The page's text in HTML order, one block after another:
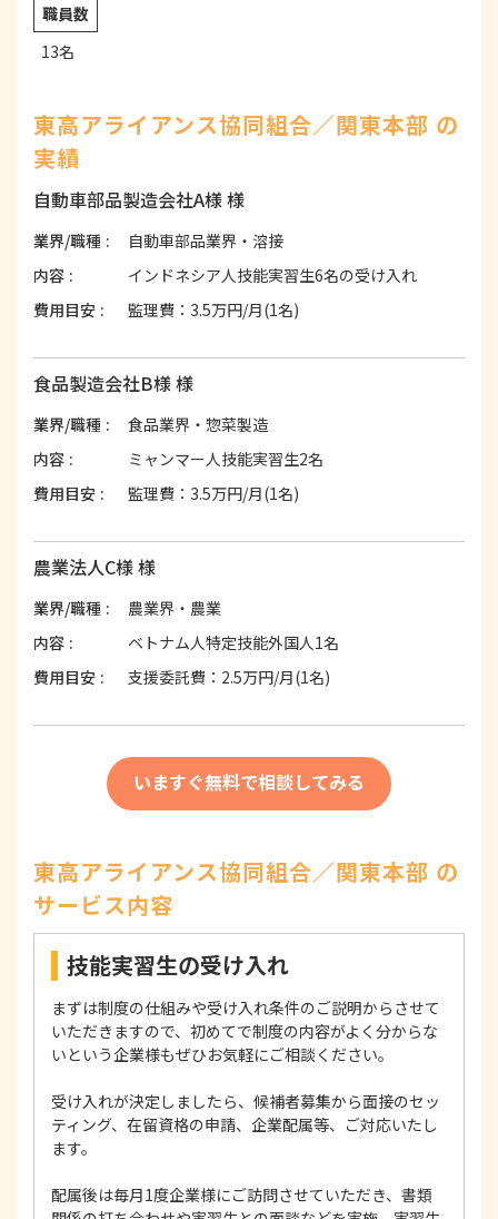
職員数
13名
東高アライアンス協同組合／関東本部 の
実績
自動車部品製造会社A様 様
業界/職種
自動車部品業界・溶接
内容
インドネシア人技能実習生6名の受け入れ
費用目安
監理費：3.5万円/月(1名)
食品製造会社B様 様
業界/職種
食品業界・惣菜製造
内容
ミャンマー人技能実習生2名
費用目安
監理費：3.5万円/月(1名)
農業法人C様 様
業界/職種
農業界・農業
内容
ベトナム人特定技能外国人1名
費用目安
支援委託費：2.5万円/月(1名)
いますぐ無料で相談してみる
東高アライアンス協同組合／関東本部 の
サービス内容
技能実習生の受け入れ
まずは制度の仕組みや受け入れ条件のご説明からさせて
いただきますので、初めてで制度の内容がよく分からな
いという企業様もぜひお気軽にご相談ください。
受け入れが決定しましたら、候補者募集から面接のセッ
ティング、在留資格の申請、企業配属等、ご対応いたし
ます。
配属後は毎月1度企業様にご訪問させていただき、書類